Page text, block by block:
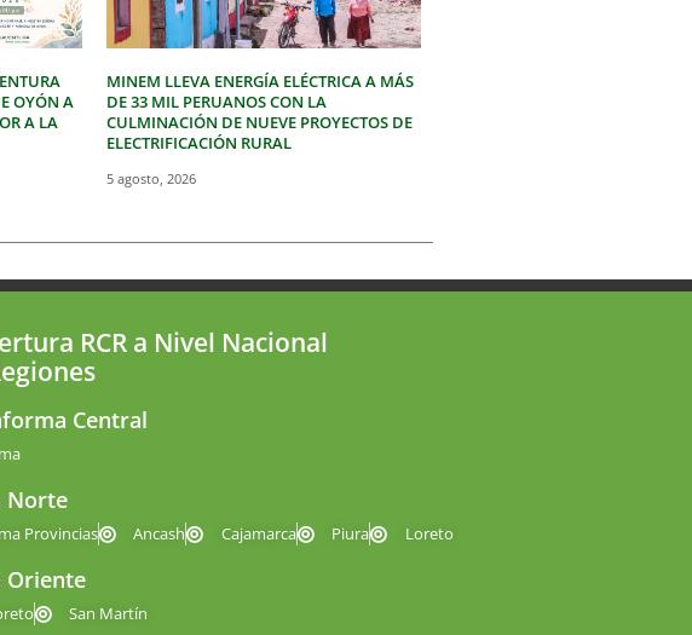
OYÓN A
A LA
MINEM LLEVA ENERGÍA ELÉCTRICA A MÁS
DE 33 MIL PERUANOS CON LA
CULMINACIÓN DE NUEVE PROYECTOS DE
ELECTRIFICACIÓN RURAL
5 agosto, 2026
RCR a Nivel Nacional
Central
Norte
Provincias Ancash Cajamarca Piura Loreto
Oriente
San Martín